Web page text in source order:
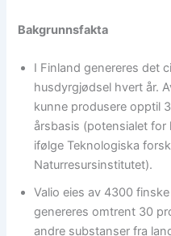
Bakgrunnsfakta
I Finland genereres det
husdyrgjødsel hvert år.
kunne produsere opptil
årsbasis (potensialet for
ifølge Teknologiska
Naturresursinstitutet).
Valio eies av 4300
genereres omtrent 30
andre substanser fra